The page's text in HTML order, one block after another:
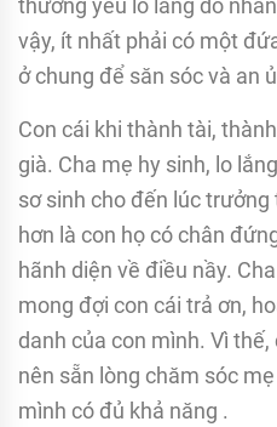
thương yêu lo lắng do
vậy, ít nhất phải có một
ở chung để săn sóc và an
Con cái khi thành tài,
già. Cha mẹ hy sinh, lo
sơ sinh cho đến lúc
hơn là con họ có chân
hãnh diện về điều nầy.
mong đợi con cái trả ơn,
danh của con mình. Vì
nên sẵn lòng chăm sóc
mình có đủ khả năng .